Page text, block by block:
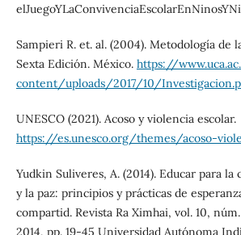
Sampieri R. et. al. (2004). Metodología de
Sexta Edición. México. https://
content/uploads/2017/10/
UNESCO (2021). Acoso y violencia escolar.
https://es.unesco.org/themes/acoso-
Yudkin Suliveres, A. (2014). Educar para la
y la paz: principios y prácticas de
compartid. Revista Ra Ximhai, vol. 10,
2014, pp. 19-45 Universidad Autónoma